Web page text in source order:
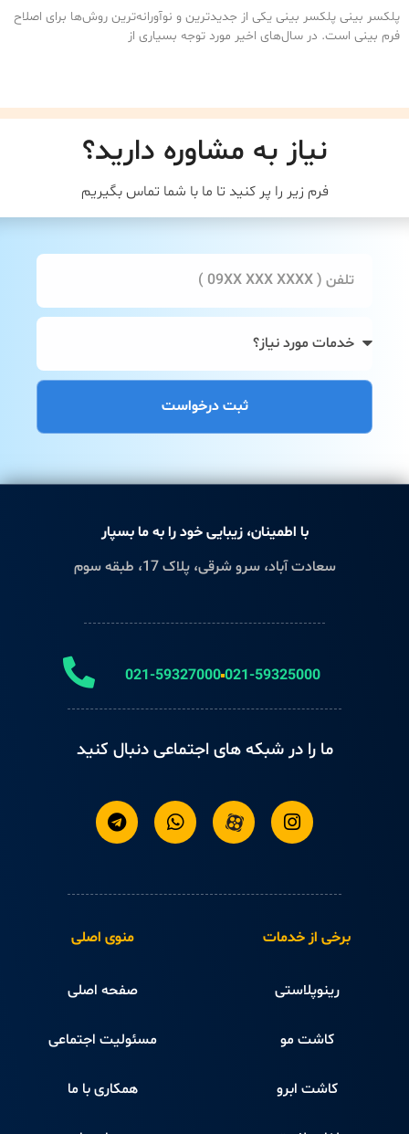
پلکسر بینی پلکسر بینی یکی از جدیدترین و نوآورانه‌ترین روش‌ها برای اصلاح
فرم بینی است. در سال‌های اخیر مورد توجه بسیاری از
نیاز به مشاوره دارید؟
فرم زیر را پر کنید تا ما با شما تماس بگیریم
ثبت درخواست
منوی اصلی
صفحه اصلی
مسئولیت اجتماعی
همکاری با ما
برخی از خدمات
رینوپلاستی
کاشت مو
کاشت ابرو
با اطمینان، زیبایی خود را به ما بسپار
سعادت آباد، سرو شرقی، پلاک 17، طبقه سوم
021-59325000
021-59327000
ما را در شبکه های اجتماعی دنبال کنید